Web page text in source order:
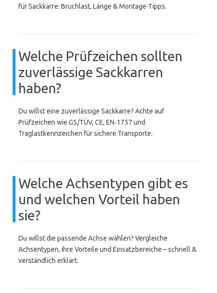
für Sackkarre: Bruchlast, Länge & Montage-Tipps.
Welche Prüfzeichen sollten
zuverlässige Sackkarren
haben?
Du willst eine zuverlässige Sackkarre? Achte auf
Prüfzeichen wie GS/TÜV, CE, EN‑1757 und
Traglastkennzeichen für sichere Transporte.
Welche Achsentypen gibt es
und welchen Vorteil haben
sie?
Du willst die passende Achse wählen? Vergleiche
Achsentypen, ihre Vorteile und Einsatzbereiche – schnell &
verständlich erklärt.